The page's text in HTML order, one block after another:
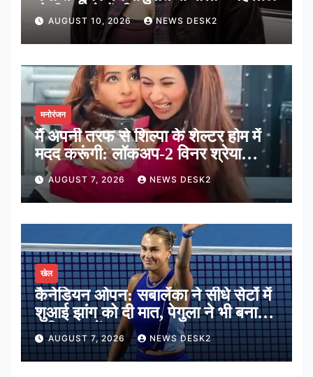
गोली चलाते हैं, फिर बात’
AUGUST 10, 2026 NEWS DESK2
मनोरंजन
मैं अपनी तरफ से शिल्पा के शेल्टर होम में
मदद करूंगी: लॉकअप-2 विनर श्रेया
कालरा
AUGUST 7, 2026 NEWS DESK2
खेल
कैनेडियन ओपन: सबालेंका ने सीधे सेटों में
शुआई झांग को दी मात, पेगुला ने भी बनाई
अंतिम 16 में जगह
AUGUST 7, 2026 NEWS DESK2